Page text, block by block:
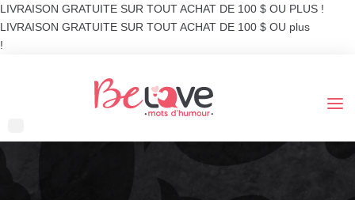
LIVRAISON GRATUITE SUR TOUT ACHAT DE 100 $ OU PLUS !
LIVRAISON GRATUITE SUR TOUT ACHAT DE 100 $ OU plus
!